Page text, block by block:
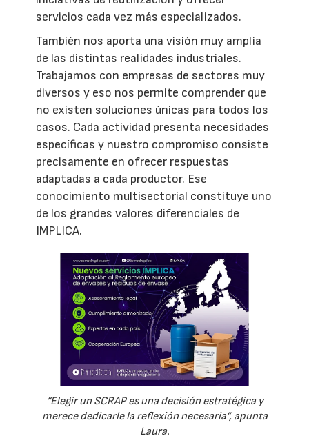
servicios cada vez más especializados.
También nos aporta una visión muy amplia
de las distintas realidades industriales.
Trabajamos con empresas de sectores muy
diversos y eso nos permite comprender que
no existen soluciones únicas para todos los
casos. Cada actividad presenta necesidades
específicas y nuestro compromiso consiste
precisamente en ofrecer respuestas
adaptadas a cada productor. Ese
conocimiento multisectorial constituye uno
de los grandes valores diferenciales de
IMPLICA.
“Elegir un SCRAP es una decisión estratégica y
merece dedicarle la reflexión necesaria”, apunta
Laura.